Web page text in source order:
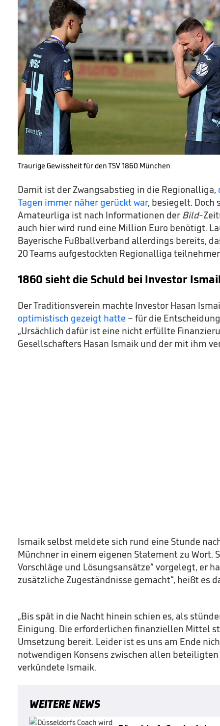
Traurige Gewissheit für den TSV 1860 München
Damit ist der Zwangsabstieg in die Regionalliga,
Tagen immer näher gerückt war, besiegelt. Doch
Amateurliga ist nach Informationen der Bild-
auch hier wird rund eine Million Euro benötigt.
Bayerische Fußballverband allerdings bereits,
20 Teams aufgestockten Regionalliga
1860 sieht die Schuld bei Investor
Der Traditionsverein machte Investor Hasan
optimistisch gezeigt hatte – für die
„Ursächlich dafür ist eine nicht erfüllte
Gesellschafters Hasan Ismaik und der mit ihm
Ismaik selbst meldete sich rund eine Stunde
Münchner in einem eigenen Statement zu Wort.
Vorschläge und Lösungsansätze“ vorgelegt, er
zusätzliche Zugeständnisse gemacht“, heißt es
„Bis spät in die Nacht hinein schien es, als
Einigung. Die erforderlichen finanziellen Mittel
Umsetzung bereit. Leider ist es uns am Ende
notwendigen Konsens zwischen allen beteiligten
verkündete Ismaik.
WEITERE NEWS